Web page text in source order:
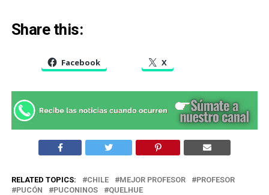
Share this:
Facebook X
RELATED TOPICS: CHILE MEJOR PROFESOR
PROFESOR
PUCÓN
PUCONINOS QUELHUE